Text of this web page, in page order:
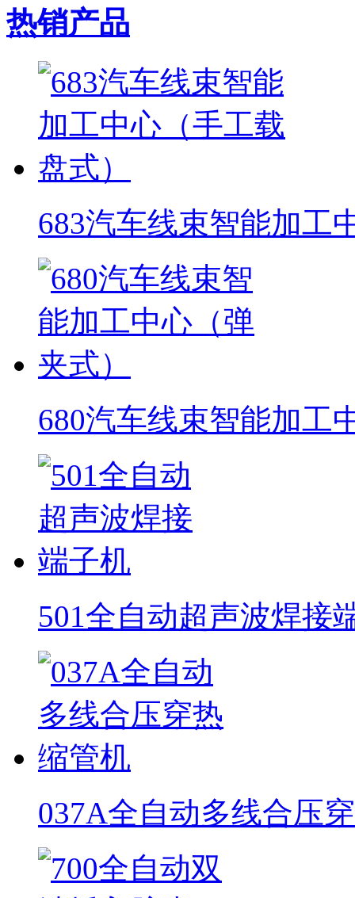
热销产品
683汽车线束智能加工
680汽车线束智能加工
501全自动超声波焊接
037A全自动多线合压